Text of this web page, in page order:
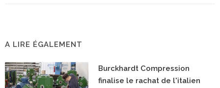
A LIRE ÉGALEMENT
Burckhardt Compression
finalise le rachat de l'italien